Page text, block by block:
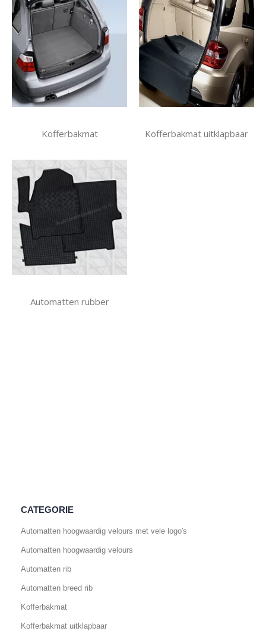
Kofferbakmat Kofferbakmat uitklapbaar
Automatten rubber
CATEGORIE
Automatten hoogwaardig velours met vele logo's
Automatten hoogwaardig velours
Automatten rib
Automatten breed rib
Kofferbakmat
Kofferbakmat uitklapbaar